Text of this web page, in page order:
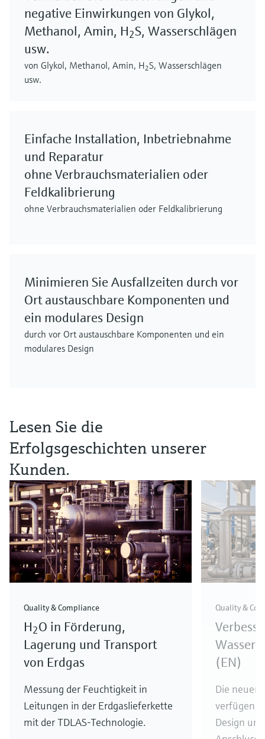
negative Einwirkungen von Glykol,
Methanol, Amin, H2S, Wasserschlägen
usw.
von Glykol, Methanol, Amin, H2S, Wasserschlägen
usw.
Einfache Installation, Inbetriebnahme
und Reparatur
ohne Verbrauchsmaterialien oder
Feldkalibrierung
ohne Verbrauchsmaterialien oder Feldkalibrierung
Minimieren Sie Ausfallzeiten durch vor
Ort austauschbare Komponenten und
ein modulares Design
durch vor Ort austauschbare Komponenten und ein
modulares Design
Lesen Sie die
Erfolgsgeschichten unserer
Kunden.
Quality & Compliance
H2O in Förderung,
Lagerung und Transport
von Erdgas
Messung der Feuchtigkeit in
Leitungen in der Erdgaslieferkette
mit der TDLAS-Technologie.
Quality &
(EN)
Die neuen
verfügen
Design